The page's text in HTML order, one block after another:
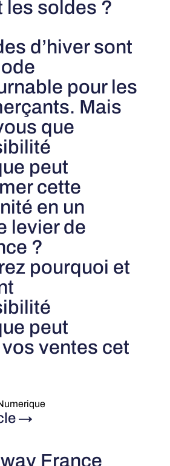
les soldes ?
d’hiver sont
pour les
Mais
que
peut
cette
en un
levier de
?
pourquoi et
peut
ventes cet
→
France